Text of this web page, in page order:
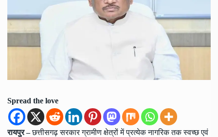
Spread the love
रायपुर –छत्तीसगढ़ सरकार ग्रामीण क्षेत्रों में प्रत्येक नागरिक तक स्वच्छ एवं